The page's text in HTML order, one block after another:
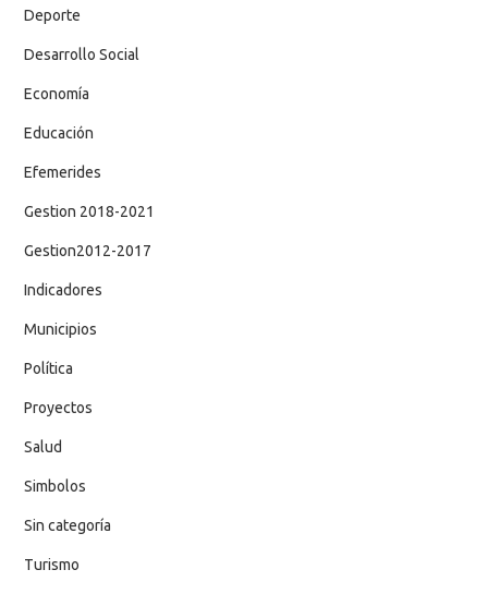
Deporte
Desarrollo Social
Economía
Educación
Efemerides
Gestion 2018-2021
Gestion2012-2017
Indicadores
Municipios
Política
Proyectos
Salud
Simbolos
Sin categoría
Turismo